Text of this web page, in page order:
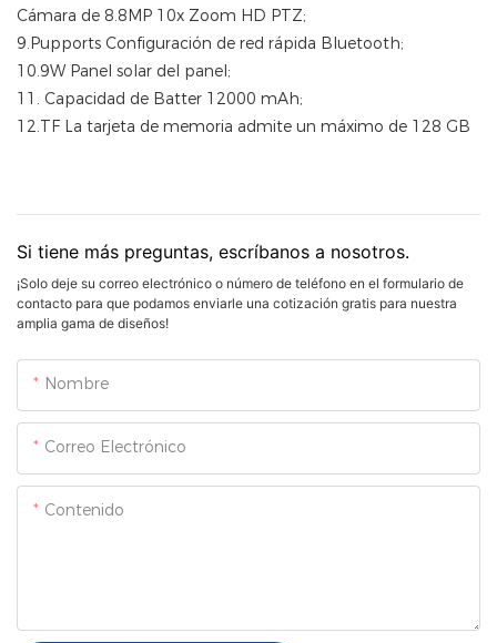
Cámara de 8.8MP 10x Zoom HD PTZ;
9.Pupports Configuración de red rápida Bluetooth;
10.9W Panel solar del panel;
11. Capacidad de Batter 12000 mAh;
12.TF La tarjeta de memoria admite un máximo de 128 GB
Si tiene más preguntas, escríbanos a nosotros.
¡Solo deje su correo electrónico o número de teléfono en el formulario de
contacto para que podamos enviarle una cotización gratis para nuestra
amplia gama de diseños!
Nombre
Correo Electrónico
Contenido